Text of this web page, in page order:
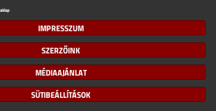
IMPRESSZUM
SZERZŐINK
MÉDIAAJÁNLAT
SÜTIBEÁLLÍTÁSOK